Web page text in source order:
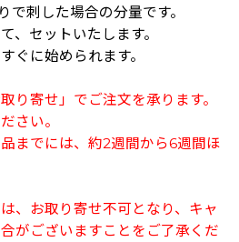
で刺した場合の分量です。
、セットいたします。
ぐに始められます。
り寄せ」でご注文を承ります。
さい。
までには、約2週間から6週間ほ
、お取り寄せ不可となり、キャ
がございますことをご了承くだ